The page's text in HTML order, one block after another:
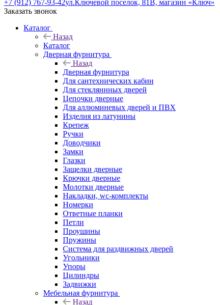
+7 (912) 767-93-42ул.Ключевой поселок, 81В, магазин «Ключ»
Заказать звонок
Каталог
Назад
Каталог
Дверная фурнитура
Назад
Дверная фурнитура
Для сантехнических кабин
Для стекляннных дверей
Цепочки дверные
Для аллюминевых дверей и ПВХ
Изделия из латунины
Крепеж
Ручки
Доводчики
Замки
Глазки
Защелки дверные
Крючки дверные
Молотки дверные
Накладки, wc-комплекты
Номерки
Ответные планки
Петли
Проушины
Пружины
Система для раздвижных дверей
Угольники
Упоры
Цилиндры
Задвижки
Мебельная фурнитура
Назад